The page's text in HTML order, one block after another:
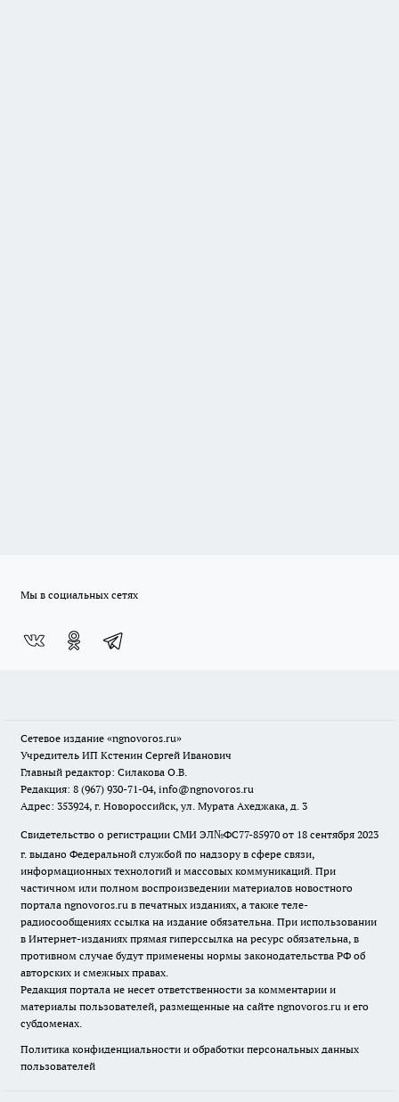
Мы в социальных сетях
Сетевое издание «ngnovoros.ru»
Учредитель ИП Кстенин Сергей Иванович
Главный редактор: Силакова О.В.
Редакция: 8 (967) 930-71-04, info@ngnovoros.ru
Адрес: 353924, г. Новороссийск, ул. Мурата Ахеджака, д. 3
Свидетельство о регистрации СМИ ЭЛ№ФС77-85970 от 18 сентября 2023
г. выдано Федеральной службой по надзору в сфере связи,
информационных технологий и массовых коммуникаций. При
частичном или полном воспроизведении материалов новостного
портала ngnovoros.ru в печатных изданиях, а также теле-
радиосообщениях ссылка на издание обязательна. При использовании
в Интернет-изданиях прямая гиперссылка на ресурс обязательна, в
противном случае будут применены нормы законодательства РФ об
авторских и смежных правах.
Редакция портала не несет ответственности за комментарии и
материалы пользователей, размещенные на сайте ngnovoros.ru и его
субдоменах.
Политика конфиденциальности и обработки персональных данных
пользователей